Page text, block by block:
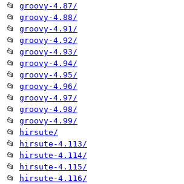
📂 groovy-4.87/
📂 groovy-4.88/
📂 groovy-4.91/
📂 groovy-4.92/
📂 groovy-4.93/
📂 groovy-4.94/
📂 groovy-4.95/
📂 groovy-4.96/
📂 groovy-4.97/
📂 groovy-4.98/
📂 groovy-4.99/
📂
hirsute/
📂
hirsute-4.113/
📂
hirsute-4.114/
📂
hirsute-4.115/
📂
hirsute-4.116/